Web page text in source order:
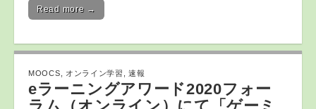
Read more →
MOOCS オンライン学習 ,速報
eラーニングアワード2020フォー